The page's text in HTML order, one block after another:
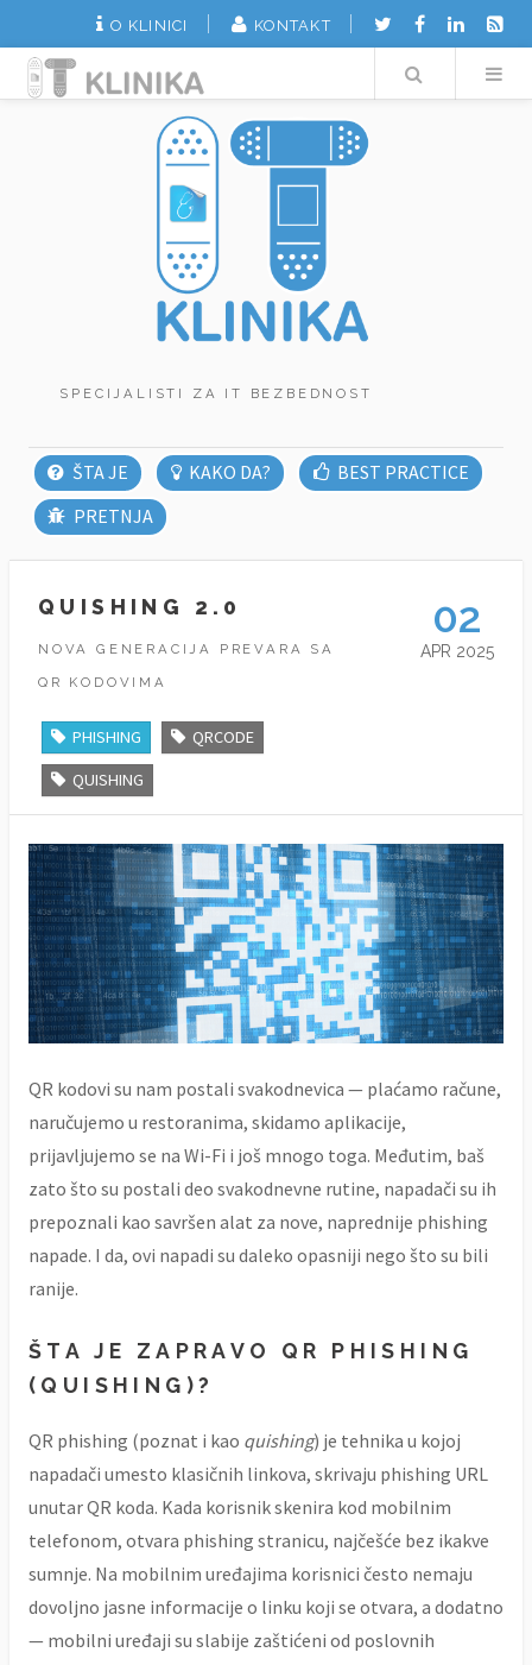
O KLINICI KONTAKT
Search
ŠTA JE KAKO DA?
BEST PRACTICE
PRETNJA
QUISHING 2.0
NOVA GENERACIJA PREVARA SA
QR KODOVIMA
PHISHING QRCODE
QUISHING
02
APR 2025
QR kodovi su nam postali svakodnevica — plaćamo račune,
naručujemo u restoranima, skidamo aplikacije,
prijavljujemo se na Wi-Fi i još mnogo toga. Međutim, baš
zato što su postali deo svakodnevne rutine, napadači su ih
prepoznali kao savršen alat za nove, naprednije phishing
napade. I da, ovi napadi su daleko opasniji nego što su bili
ranije.
ŠTA JE ZAPRAVO QR PHISHING
(QUISHING)?
QR phishing (poznat i kao quishing) je tehnika u kojoj
napadači umesto klasičnih linkova, skrivaju phishing URL
unutar QR koda. Kada korisnik skenira kod mobilnim
telefonom, otvara phishing stranicu, najčešće bez ikakve
sumnje. Na mobilnim uređajima korisnici često nemaju
dovoljno jasne informacije o linku koji se otvara, a dodatno
— mobilni uređaji su slabije zaštićeni od poslovnih
SPECIJALISTI ZA IT BEZBEDNOST